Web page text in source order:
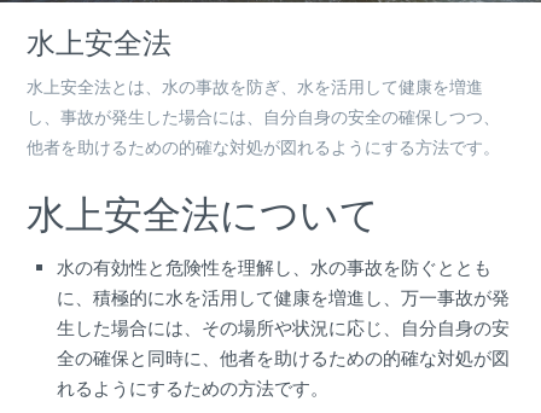
水上安全法
水上安全法とは、水の事故を防ぎ、水を活用して健康を増進
し、事故が発生した場合には、自分自身の安全の確保しつつ、
他者を助けるための的確な対処が図れるようにする方法です。
水上安全法について
水の有効性と危険性を理解し、水の事故を防ぐととも
に、積極的に水を活用して健康を増進し、万一事故が発
生した場合には、その場所や状況に応じ、自分自身の安
全の確保と同時に、他者を助けるための的確な対処が図
れるようにするための方法です。